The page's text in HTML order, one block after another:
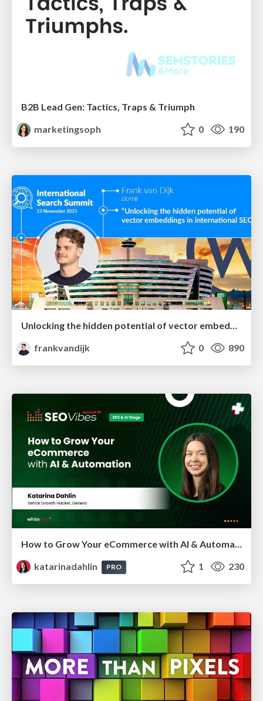
B2B Lead Gen: Tactics, Traps & Triumph
marketingsoph
0 190
Unlocking the hidden potential of vector embeddings in international SEO
frankvandijk
0 890
How to Grow Your eCommerce with AI & Automation
katarinadahlin
PRO 1 230